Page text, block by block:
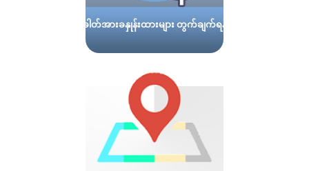
ဓါတ်အားခနှုန်းထားများ တွက်ချက်ရန်